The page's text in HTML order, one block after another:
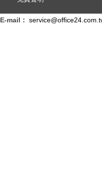
E-mail：